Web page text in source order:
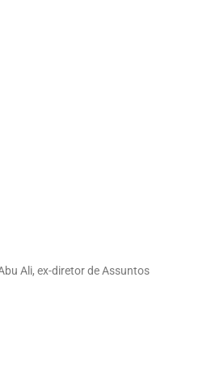
Ali, ex-diretor de Assuntos